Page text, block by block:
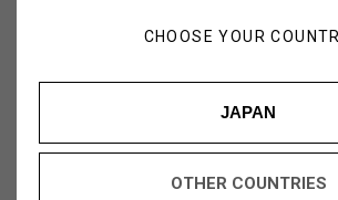
CHOOSE YOUR
JAPAN
OTHER COUNTRIES
こちら